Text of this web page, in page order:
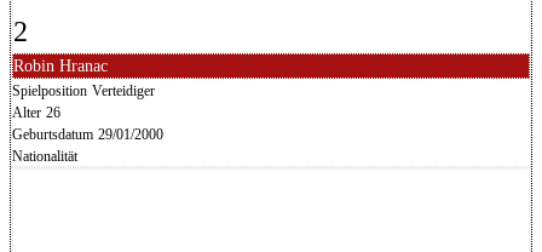
2
Robin Hranac
Spielposition Verteidiger
Alter 26
Geburtsdatum 29/01/2000
Nationalität